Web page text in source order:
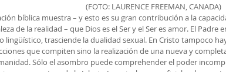
(FOTO: LAURENCE FREEMAN, CANADA)
bíblica muestra – y esto es su gran contribución a la
de la realidad – que Dios es el Ser y el Ser es amor. El Padre
lingüístico, trasciende la dualidad sexual. En Cristo tampoco
que compiten sino la realización de una nueva y
Sólo el asombro puede comprehender el poder